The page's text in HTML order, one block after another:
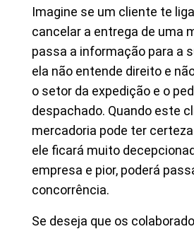
Imagine se um cliente te
cancelar a entrega de uma
passa a informação para a
ela não entende direito e
o setor da expedição e o
despachado. Quando este
mercadoria pode ter
ele ficará muito
empresa e pior, poderá
concorrência.
Se deseja que os